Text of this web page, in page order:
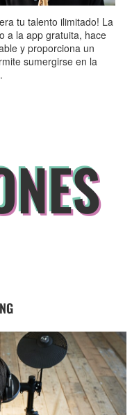
tu talento ilimitado! La
a la app gratuita, hace
y proporciona un
sumergirse en la